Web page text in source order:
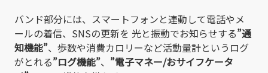
バンド部分には、スマートフォンと連動して電話やメ
ールの着信、SNSの更新を 光と振動でお知らせする”通
知機能”、歩数や消費カロリーなど活動量計というログ
がとれる”ログ機能”、 ”電子マネー/おサイフケータ